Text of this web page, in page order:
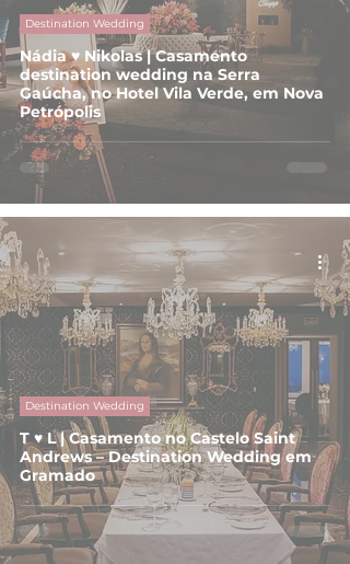
Nádia ♥ Nikolas | Casamento
destination wedding na Serra
Gaúcha, no Hotel Vila Verde, em Nova
Petrópolis
Destination Wedding
T ♥ L | Casamento no Castelo Saint
Andrews – Destination Wedding em
Gramado
Destination Wedding